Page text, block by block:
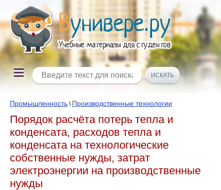
Промышленность \ Производственные технологии
Порядок расчёта потерь тепла и
конденсата, расходов тепла и
конденсата на технологические
собственные нужды, затрат
электроэнергии на производственные
нужды